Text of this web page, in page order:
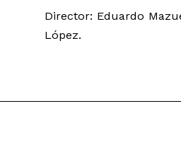
Director: Eduardo
López.